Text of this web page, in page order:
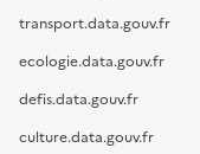
transport.data.gouv.fr
ecologie.data.gouv.fr
defis.data.gouv.fr
culture.data.gouv.fr